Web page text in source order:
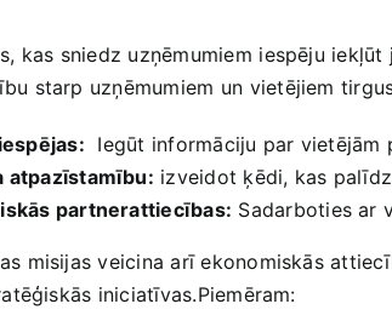
⁣kas​ sniedz uzņēmumiem⁣ iespēju
starp​ uzņēmumiem ⁢un vietējiem
Iegūt informāciju par
atpazīstamību: izveidot ķēdi, kas
partnerattiecības: Sadarboties ar
misijas veicina arī ekonomiskās
iniciatīvas.Piemēram: